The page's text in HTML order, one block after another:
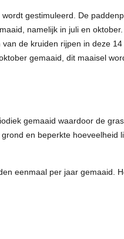
gestimuleerd. De
namelijk in juli en
de kruiden rijpen in deze
gemaaid, dit maaisel
gemaaid waardoor de
en beperkte hoeveelheid
eenmaal per jaar gemaaid.